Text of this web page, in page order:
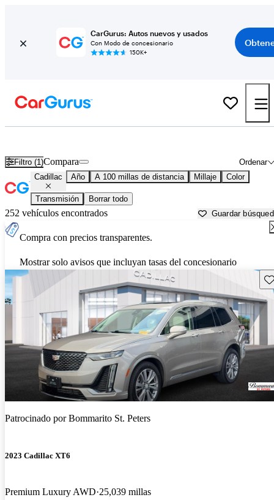
CarGurus: Autos nuevos y usados
Con Modo de concesionario
150K+
Filtro (1) Ordenar
Compara
Cadillac Año A 100 millas de distancia Millaje Color
Transmisión Borrar todo
252 vehículos encontrados Guardar
Compra con precios transparentes.
Mostrar solo avisos que incluyan tasas del concesionario
Patrocinado porBommarito St. Peters
2023 Cadillac XT6
Premium Luxury AWD 25,039 millas